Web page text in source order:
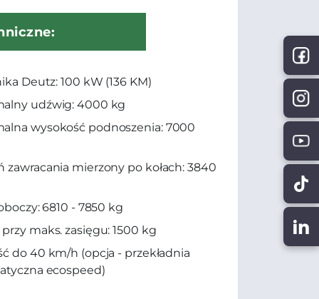
Deutz: 100 kW (136 KM)
udźwig: 4000 kg
wysokość podnoszenia: 7000
zawracania mierzony po kołach: 3840
6810 - 7850 kg
maks. zasięgu: 1500 kg
do 40 km/h (opcja - przekładnia
ecospeed)